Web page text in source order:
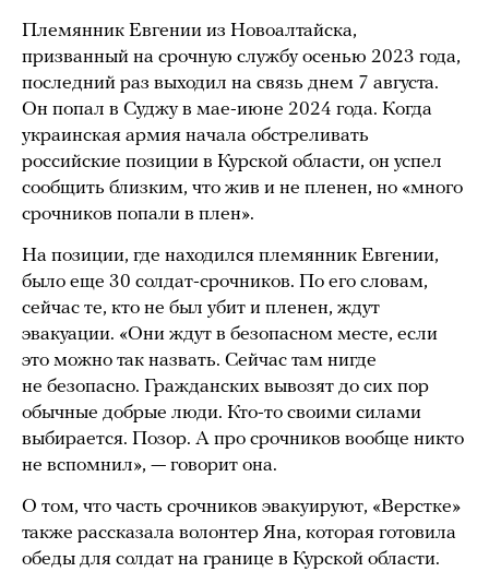
Племянник Евгении из Новоалтайска,
призванный на срочную службу осенью 2023 года,
последний раз выходил на связь днем 7 августа.
Он попал в Суджу в мае-июне 2024 года. Когда
украинская армия начала обстреливать
российские позиции в Курской области, он успел
сообщить близким, что жив и не пленен, но «много
срочников попали в плен».
На позиции, где находился племянник Евгении,
было еще 30 солдат-срочников. По его словам,
сейчас те, кто не был убит и пленен, ждут
эвакуации. «Они ждут в безопасном месте, если
это можно так назвать. Сейчас там нигде
не безопасно. Гражданских вывозят до сих пор
обычные добрые люди. Кто-то своими силами
выбирается. Позор. А про срочников вообще никто
не вспомнил», — говорит она.
О том, что часть срочников эвакуируют, «Верстке»
также рассказала волонтер Яна, которая готовила
обеды для солдат на границе в Курской области.